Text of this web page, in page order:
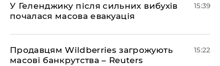
У Геленджику після сильних вибухів
почалася масова евакуація
15:39
Продавцям Wildberries загрожують
масові банкрутства – Reuters
15:22